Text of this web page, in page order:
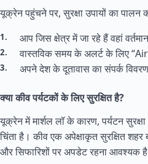
यूक्रेन पहुंचने पर, सुरक्षा उपायों का पालन
आप जिस क्षेत्र में जा रहे हैं वहां
वास्तविक समय के अलर्ट के लिए
अपने देश के दूतावास का संपर्क
क्या कीव पर्यटकों के लिए सुरक्षित है?
यूक्रेन में मार्शल लॉ के कारण, पर्यटन
चिंता है। कीव एक अपेक्षाकृत सुरक्षित शहर
और सिफारिशों पर अपडेट रहना आवश्यक